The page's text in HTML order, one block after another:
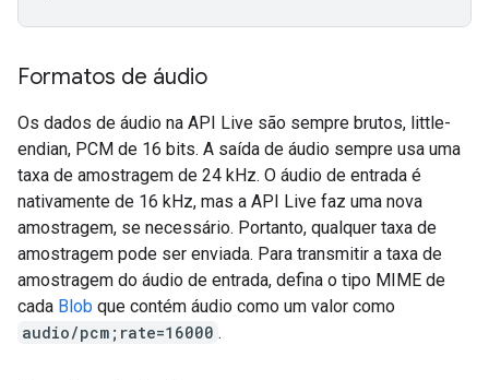
Formatos de áudio
Os dados de áudio na API Live são sempre brutos, little-
endian, PCM de 16 bits. A saída de áudio sempre usa uma
taxa de amostragem de 24 kHz. O áudio de entrada é
nativamente de 16 kHz, mas a API Live faz uma nova
amostragem, se necessário. Portanto, qualquer taxa de
amostragem pode ser enviada. Para transmitir a taxa de
amostragem do áudio de entrada, defina o tipo MIME de
cada Blob que contém áudio como um valor como
audio/pcm;rate=16000 .